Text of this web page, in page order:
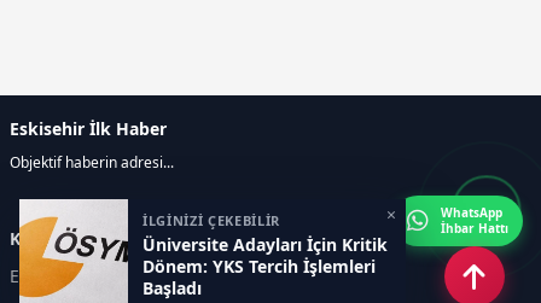
İLGİNİZİ ÇEKEBİLİR
Üniversite Adayları İçin Kritik
Dönem: YKS Tercih İşlemleri
Başladı
×
Eskisehir İlk Haber
Objektif haberin adresi...
Kategoriler
ESKİŞEHİR
GENEL
WhatsApp
İhbar Hattı